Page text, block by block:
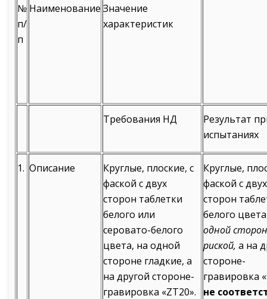
№
п/
п
Наименование Значение
характеристик
Требования НД
Результат
испытаниях
1. Описание
Круглые, плоские, с
фаской с двух
сторон таблетки
белого или
серовато-белого
цвета, на одной
стороне гладкие, а
на другой стороне-
гравировка «ZT20».
Круглые,
фаской с двух
сторон
белого
одной
риской, а на
стороне-
гравировка
не